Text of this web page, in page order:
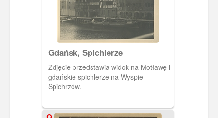
niemieckich to Rosjanka (sądząc po
ubiorze i rysach twarzy).
Gdańsk, Spichlerze
Zdjęcie przedstawia widok na Motławę i
gdańskie spichlerze na Wyspie
Spichrzów.